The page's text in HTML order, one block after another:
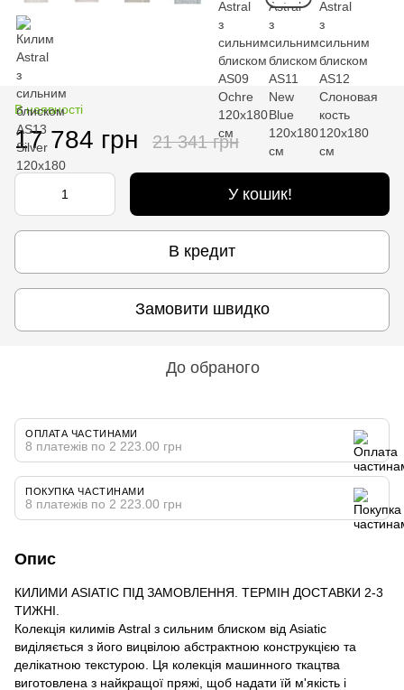
В наявності
17 784 грн 21 341 грн
У кошик!
В кредит
Замовити швидко
До обраного
ОПЛАТА ЧАСТИНАМИ
8 платежів по 2 223.00 грн
ПОКУПКА ЧАСТИНАМИ
8 платежів по 2 223.00 грн
Опис
КИЛИМИ ASIATIC ПІД ЗАМОВЛЕННЯ. ТЕРМІН ДОСТАВКИ 2-3
ТИЖНІ.
Колекція килимів Astral з сильним блиском від Asiatic
виділяється з його вицвілою абстрактною конструкцією та
делікатною текстурою. Ця колекція машинного ткацтва
виготовлена ​​з найкращої пряжі, щоб надати їй м'якість і